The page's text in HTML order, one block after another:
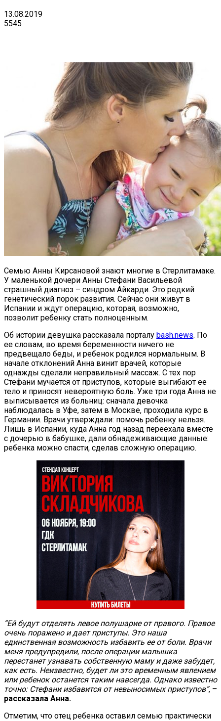
13.08.2019
5545
Семью Анны Кирсановой знают многие в Стерлитамаке.
У маленькой дочери Анны Стефани Васильевой
страшный диагноз – синдром Айкарди. Это редкий
генетический порок развития. Сейчас они живут в
Испании и ждут операцию, которая, возможно,
позволит ребенку стать полноценным.
Об истории девушка рассказала порталу bash.news. По
ее словам, во время беременности ничего не
предвещало беды, и ребенок родился нормальным. В
начале отклонений Анна винит врачей, которые
однажды сделали неправильный массаж. С тех пор
Стефани мучается от приступов, которые выгибают ее
тело и приносят невероятную боль. Уже три года Анна не
выписывается из больниц: сначала девочка
наблюдалась в Уфе, затем в Москве, проходила курс в
Германии. Врачи утверждали: помочь ребенку нельзя.
Лишь в Испании, куда Анна год назад переехала вместе
с дочерью в бабушке, дали обнадеживающие данные:
ребенка можно спасти, сделав сложную операцию.
“Ей будут отделять левое полушарие от правого. Правое
очень поражено и дает приступы. Это наша
единственная возможность избавить ее от боли. Врачи
меня предупредили, после операции малышка
перестанет узнавать собственную маму и даже забудет,
как есть. Неизвестно, будет ли это временным явлением
или ребенок останется таким навсегда. Однако известно
точно: Стефани избавится от невыносимых приступов”, –
рассказала Анна.
Отметим, что отец ребенка оставил семью практически